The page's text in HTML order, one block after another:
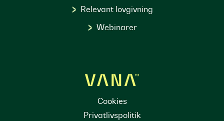
Relevant lovgivning
Webinarer
Cookies
Privatlivspolitik